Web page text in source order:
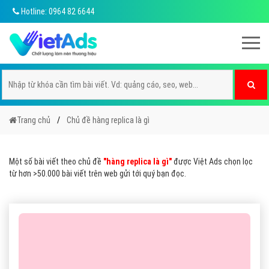
Hotline: 0964 82 6644
Trang chủ Chủ đề hàng replica là gì
Một số bài viết theo chủ đề "hàng replica là gì"được Việt Ads chọn lọc
từ hơn >50.000 bài viết trên web gửi tới quý bạn đọc.